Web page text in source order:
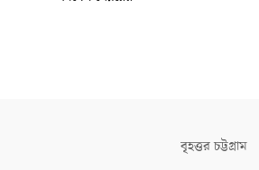
বৃহত্তর চট্টগ্রাম